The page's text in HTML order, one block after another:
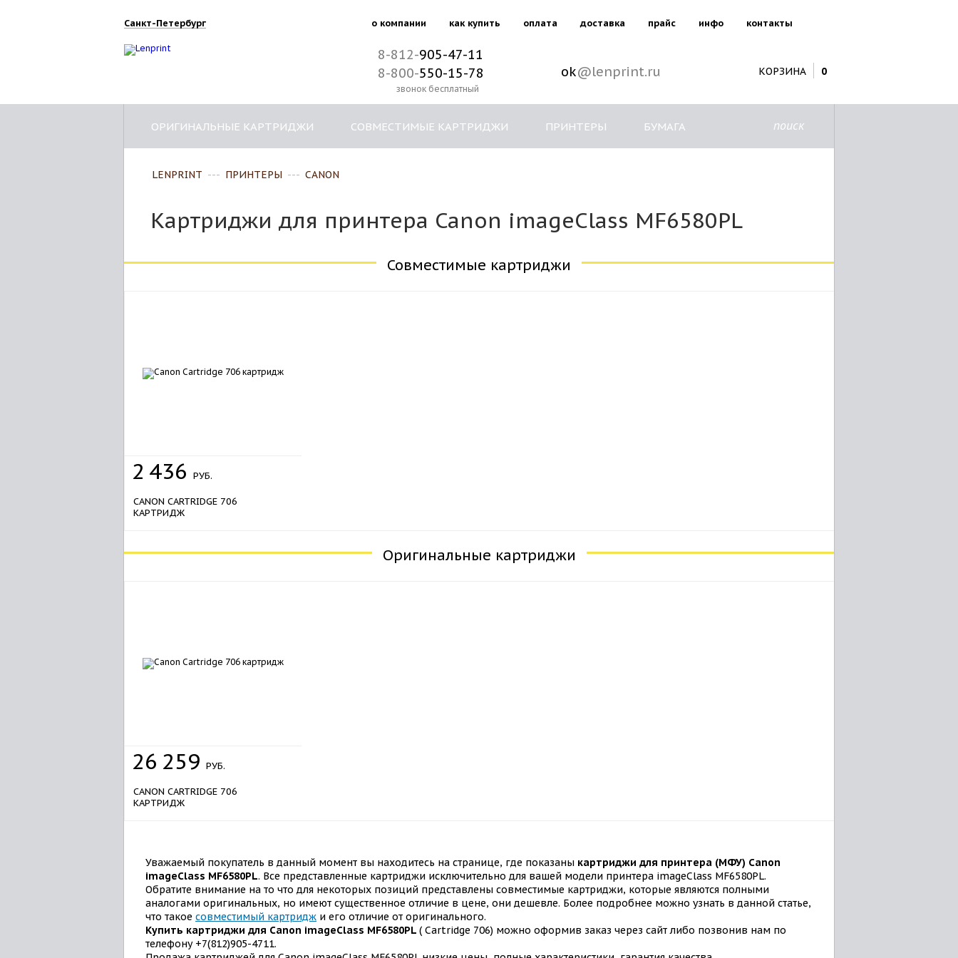
о компании как купить оплата доставка прайс инфо контакты
Санкт-Петербург
8-812-905-47-11
8-800-550-15-78
звонок бесплатный
ok@lenprint.ru КОРЗИНА 0
поиск
ОРИГИНАЛЬНЫЕ КАРТРИДЖИ СОВМЕСТИМЫЕ КАРТРИДЖИ ПРИНТЕРЫ БУМАГА
LENPRINT --- ПРИНТЕРЫ --- CANON
Картриджи для принтера Canon imageClass MF6580PL
Совместимые картриджи
2 436 РУБ.
CANON CARTRIDGE 706
КАРТРИДЖ
Оригинальные картриджи
26 259 РУБ.
CANON CARTRIDGE 706
КАРТРИДЖ
Уважаемый покупатель в данный момент вы находитесь на странице, где показаны картриджи для принтера (МФУ) Canon
imageClass MF6580PL. Все представленные картриджи исключительно для вашей модели принтера imageClass MF6580PL.
Обратите внимание на то что для некоторых позиций представлены совместимые картриджи, которые являются полными
аналогами оригинальных, но имеют существенное отличие в цене, они дешевле. Более подробнее можно узнать в данной статье,
что такое совместимый картридж и его отличие от оригинального.
Купить картриджи для Canon imageClass MF6580PL ( Cartridge 706) можно оформив заказ через сайт либо позвонив нам по
телефону +7(812)905-4711.